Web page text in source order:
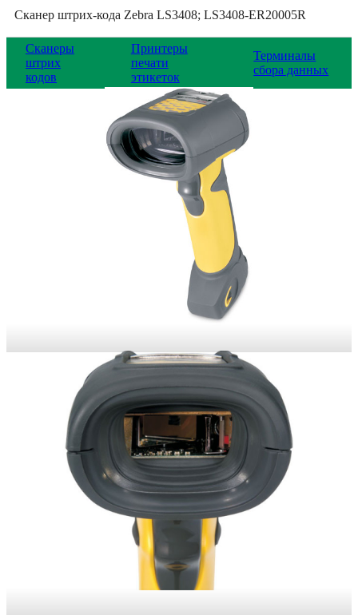
Сканер штрих-кода Zebra LS3408; LS3408-ER20005R
Сканеры
штрих
кодов
Принтеры
печати
этикеток
Терминалы
сбора данных